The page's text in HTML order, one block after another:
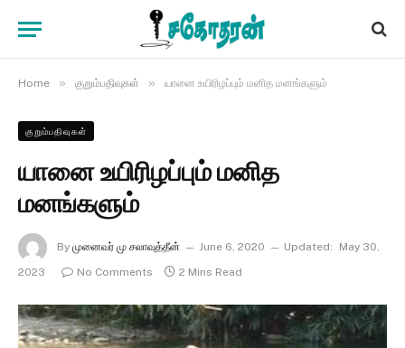
Home » குறும்பதிவுகள் » யானை உயிரிழப்பும் மனித மனங்களும்
குறும்பதிவுகள்
யானை உயிரிழப்பும் மனித
மனங்களும்
By முனைவர் மு சலாவுத்தீன் June 6, 2020 Updated:
May 30,
2023
No Comments 2 Mins Read